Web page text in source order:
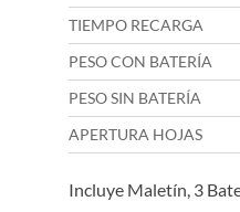
TIEMPO RECARGA
PESO CON BATERÍA
PESO SIN BATERÍA
APERTURA HOJAS
Incluye Maletín, 3